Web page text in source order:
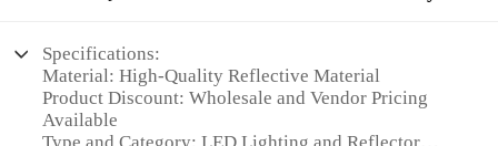
Specifications:
Material: High-Quality Reflective Material
Product Discount: Wholesale and Vendor Pricing
Available